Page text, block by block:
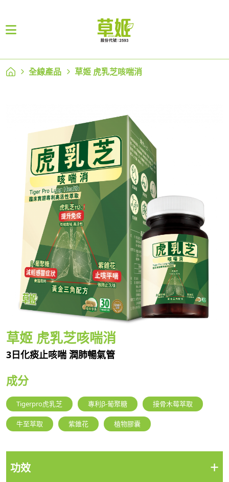
全線產品 草姬 虎乳芝咳喘消
草姬 虎乳芝咳喘消
3日化痰止咳喘 潤肺暢氣管
成分
Tigerpro虎乳芝 專利β-葡聚糖 接骨木莓萃取
牛至萃取 紫錐花 植物膠囊
功效 +